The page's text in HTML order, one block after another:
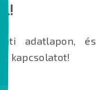
adatlapon, és
a kapcsolatot!